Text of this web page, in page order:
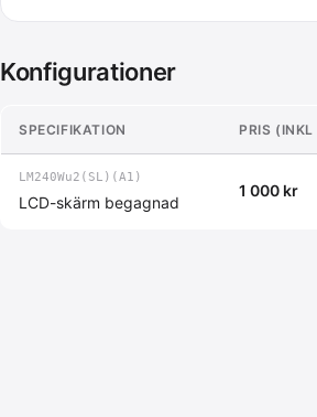
Konfigurationer
SPECIFIKATION PRIS
LM240Wu2(SL)(A1)
LCD-skärm begagnad
1 000 kr